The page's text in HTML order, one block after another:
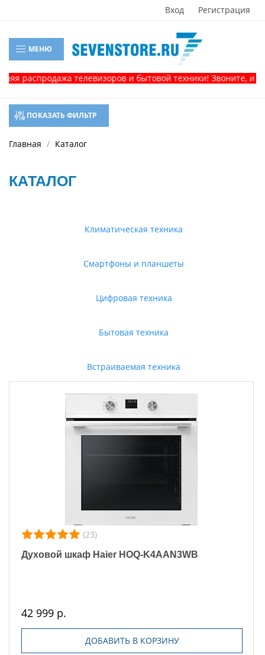
Вход Регистрация
МЕНЮ
телевизоров и бытовой техники! Звоните, и
ПОКАЗАТЬ ФИЛЬТР
Главная Каталог
КАТАЛОГ
Климатическая техника
Смартфоны и планшеты
Цифровая техника
Бытовая техника
Встраиваемая техника
(23)
Духовой шкаф Haier HOQ-K4AAN3WB
42 999 р.
ДОБАВИТЬ В КОРЗИНУ